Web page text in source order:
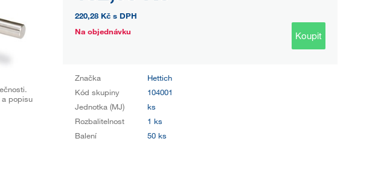
a popisu
220,28 Kč s DPH
Na objednávku
Koupit
Značka
Hettich
Kód skupiny
104001
Jednotka (MJ)
ks
Rozbalitelnost
1 ks
Balení
50 ks